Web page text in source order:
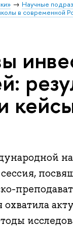
Научные
в современной